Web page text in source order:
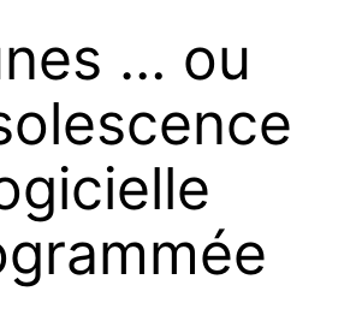
… ou